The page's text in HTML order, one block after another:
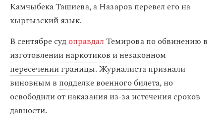
Камчыбека Ташиева, а Назаров перевел его на
кыргызский язык.
В сентябре судоправдалТемирова по обвинению в
изготовлении наркотиков инезаконном
пересечении границы. Журналиста признали
виновным в подделке военного билета, но
освободили от наказания из-за истечения сроков
давности.